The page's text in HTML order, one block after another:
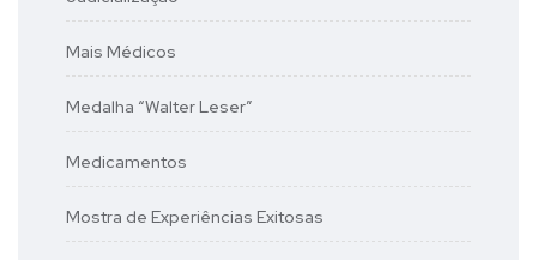
Mais Médicos
Medalha “Walter Leser”
Medicamentos
Mostra de Experiências Exitosas